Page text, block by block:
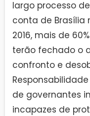
largo processo
conta de Brasília
2016, mais de
terão fechado o
confronto e
de governantes
incapazes de